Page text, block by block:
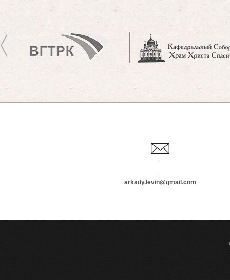
arkady.levin@gmail.com